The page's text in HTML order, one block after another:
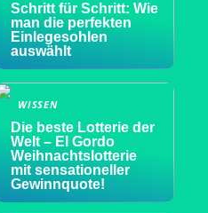
Schritt für Schritt: Wie
man die perfekten
Einlegesohlen
auswählt
WISSEN
Die beste Lotterie der
Welt – El Gordo
Weihnachtslotterie
mit sensationeller
Gewinnquote!